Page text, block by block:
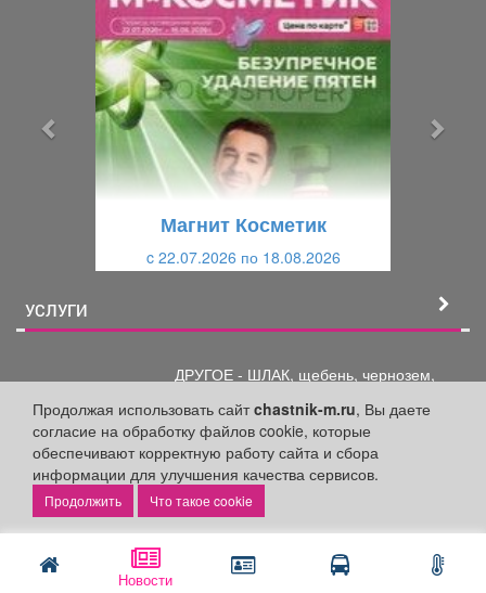
Новости
Магнит Косметик
c 22.07.2026 по 18.08.2026
УСЛУГИ
ДРУГОЕ - ШЛАК, щебень, чернозем,
ДРУГОЕ - ЗАБОРЫ подключ; ролетные,
секционные ...
Продолжая использовать сайтchastnik-m.ru, Вы даете
согласие на обработку файлов cookie, которые
обеспечивают корректную работу сайта и сбора
информации для улучшения качества сервисов.
Что такое cookie